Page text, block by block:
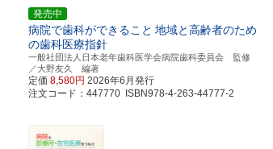
発売中
病院で歯科ができること 地域と高齢者のため
の歯科医療指針
一般社団法人日本老年歯科医学会病院歯科委員会 監修
／大野友久 編著
定価 8,580円 2026年6月発行
注文コード：447770 ISBN978-4-263-44777-2